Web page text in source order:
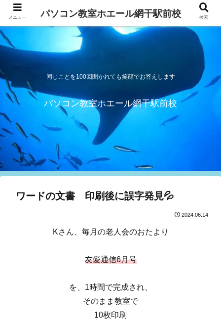
同じことを100回聞かれても笑顔でお答えします
パソコン教室ホエール網干駅前校
ワードの文書 印刷後に誤字発見💦
2024.06.14
Kさん、毎月の老人会のおたより
友愛通信6月号
を、1時間で完成され、
そのまま教室で
10枚印刷
メニュー パソコン教室ホエール網干駅前校 検索